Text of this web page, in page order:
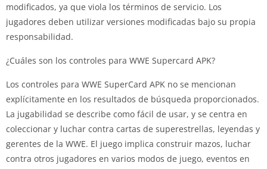
modificados, ya que viola los términos de servicio. Los
jugadores deben utilizar versiones modificadas bajo su propia
responsabilidad.
¿Cuáles son los controles para WWE Supercard APK?
Los controles para WWE SuperCard APK no se mencionan
explícitamente en los resultados de búsqueda proporcionados.
La jugabilidad se describe como fácil de usar, y se centra en
coleccionar y luchar contra cartas de superestrellas, leyendas y
gerentes de la WWE. El juego implica construir mazos, luchar
contra otros jugadores en varios modos de juego, eventos en